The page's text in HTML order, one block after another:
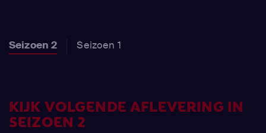
Seizoen 2 Seizoen 1
KIJK VOLGENDE AFLEVERING IN
SEIZOEN 2